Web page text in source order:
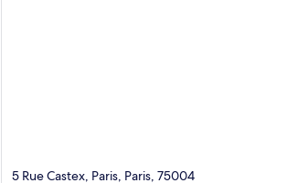
5 Rue Castex, Paris, Paris, 75004